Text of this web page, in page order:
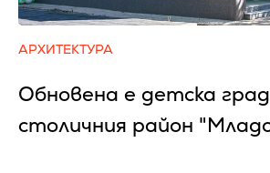
АРХИТЕКТУРА
Обновена е детска
столичния район